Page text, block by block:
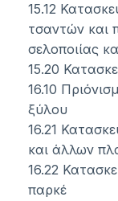
15.12
τσαντών και
σελοποιίας
15.20
16.10
ξύλου
16.21
και άλλων
16.22
παρκέ